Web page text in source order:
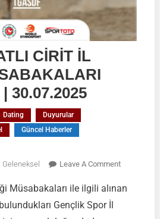
CİRİT İL
30.07.2025
Dating
Duyurular
Güncel Haberler
Geleneksel Leave A CommentOn
|
Müsabakaları ile ilgili alınan
Gençlik Spor İl